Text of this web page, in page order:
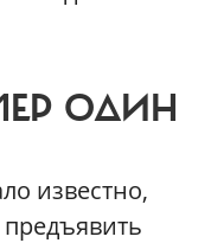
ОДИН
известно,